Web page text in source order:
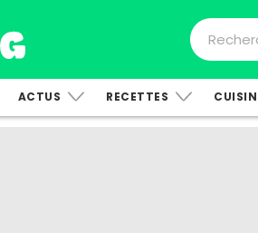
ACTUS RECETTES